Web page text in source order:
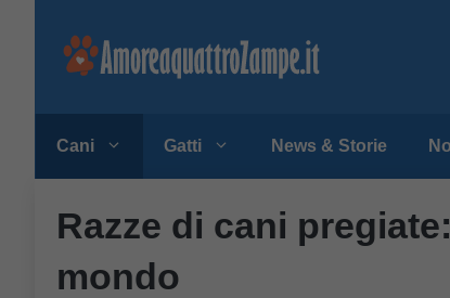
Cani Gatti News & Storie
Razze di cani
mondo